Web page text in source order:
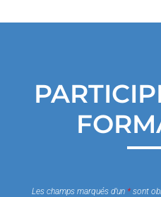
Les champs marqués d’un *sont